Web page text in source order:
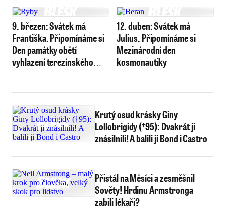
9. březen: Svátek má
Františka. Připomínáme si
Den památky obětí
vyhlazení terezínského
12. duben: Svátek má
Julius. Připomínáme si
Mezinárodní den
kosmonautiky
Krutý osud krásky Giny
Lollobrigidy (†95): Dvakrát ji
znásilnili! A balili ji Bond i Castro
Přistál na Měsíci a zesměšnil
Sověty! Hrdinu Armstronga
zabili lékaři?